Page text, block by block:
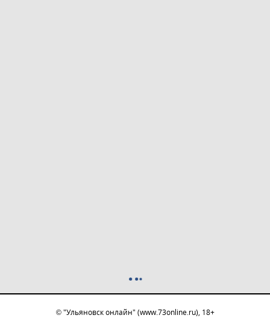
© "Ульяновск онлайн" (www.73online.ru), 18+